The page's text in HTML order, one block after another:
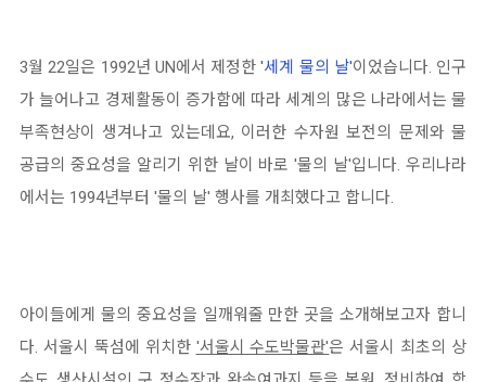
3월 22일은 1992년 UN에서 제정한'세계 물의 날'이었습니다. 인구
가 늘어나고 경제활동이 증가함에 따라 세계의 많은 나라에서는 물
부족현상이 생겨나고 있는데요, 이러한 수자원 보전의 문제와 물
공급의 중요성을 알리기 위한 날이 바로 '물의 날'입니다. 우리나라
에서는 1994년부터 '물의 날' 행사를 개최했다고 합니다.
아이들에게 물의 중요성을 일깨워줄 만한 곳을 소개해보고자 합니
다. 서울시 뚝섬에 위치한 '서울시 수도박물관'은 서울시 최초의 상